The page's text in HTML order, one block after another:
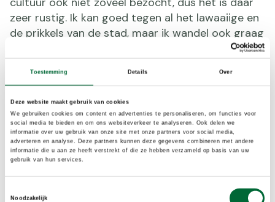
Toestemming Details Over
Deze website maakt gebruik van cookies
We gebruiken cookies om content en advertenties te personaliseren, om functies voor
social media te bieden en om ons websiteverkeer te analyseren. Ook delen we
informatie over uw gebruik van onze site met onze partners voor social media,
adverteren en analyse. Deze partners kunnen deze gegevens combineren met andere
informatie die u aan ze heeft verstrekt of die ze hebben verzameld op basis van uw
gebruik van hun services.
Noodzakelijk
zeer rustig. Ik kan goed tegen al het lawaaiige en
de prikkels van de stad, maar ik wandel ook graag
op begraafplaatsen.” In Parijs heeft hij zelfs een
favoriete begraafplaats: niet de bekende
Cimetière du Père-Lachaise maar die van
helden zoals Baudelaire, Hessel, Huysmans, Sartre
en De Beauvoir en Serge Gainsbourg! Er heerst
daar een bepaalde sereniteit en het is nogal
groots daar. Ik groet dan de doden. Zij zijn mij